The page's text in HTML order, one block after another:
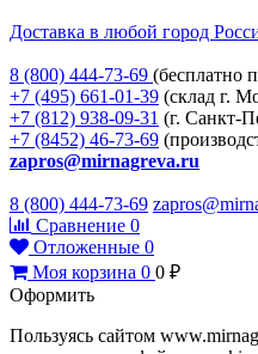
Доставка в любой город
8 (800) 444-73-69 (бесплатно
+7 (495) 661-01-39 (склад г.
+7 (812) 938-09-31 (г. Санкт-
+7 (8452) 46-73-69
zapros@mirnagreva.ru
8 (800) 444-73-69
Сравнение 0
Отложенные 0
Моя корзина 0 0 ₽
Оформить
Пользуясь сайтом